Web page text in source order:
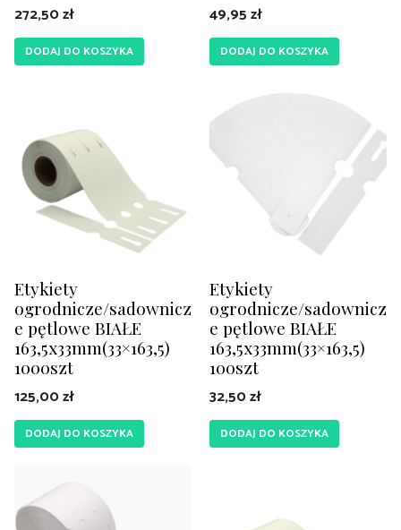
272,50zł
DODAJ DO KOSZYKA
49,95zł
DODAJ DO KOSZYKA
Etykiety
ogrodnicze/sadownicz
e pętlowe BIAŁE
163,5x33mm(33×163,5)
1000szt
125,00zł
DODAJ DO KOSZYKA
Etykiety
ogrodnicze/sadownicz
e pętlowe BIAŁE
163,5x33mm(33×163,5)
100szt
32,50zł
DODAJ DO KOSZYKA